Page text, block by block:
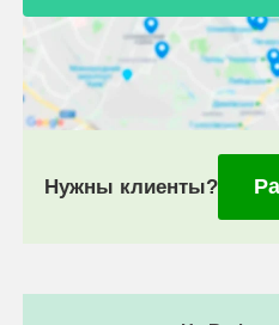
Нужны клиенты?